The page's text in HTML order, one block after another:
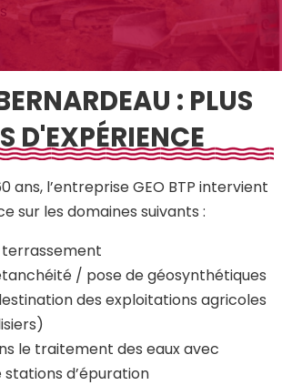
: PLUS
D'EXPÉRIENCE
ans, l’entreprise GEO BTP intervient
sur les domaines suivants :
terrassement
/ pose de géosynthétiques
des exploitations agricoles
le traitement des eaux avec
d’épuration